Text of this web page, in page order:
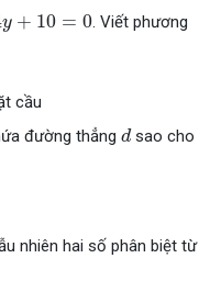
y + 10 = 0
10 = 0
. Viết phương
cầu
đường thẳng d
dsao cho
nhiên hai số phân biệt từ